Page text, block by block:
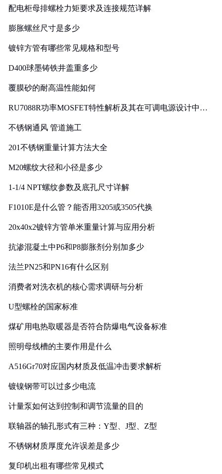
配电柜母排螺栓力矩要求及连接规范详解
膨胀螺丝尺寸是多少
镀锌方管有哪些常见规格和型号
D400球墨铸铁井盖重多少
覆膜砂的耐高温性能如何
RU7088R功率MOSFET特性解析及其在可调电源设计中的
不锈钢通风 管道施工
201不锈钢重量计算方法大全
M20螺纹大径和小径是多少
1-1/4 NPT螺纹参数及底孔尺寸详解
F1010E是什么管？能否用3205或3505代换
20x40x2镀锌方管单米重量计算与应用分析
抗渗混凝土中P6和P8膨胀剂分别加多少
法兰PN25和PN16有什么区别
消费者对洗衣机的核心需求调研与分析
U型螺栓的国家标准
煤矿用电热取暖器是否符合防爆电气设备标准
照明母线槽的主要作用是什么
A516Gr70对应国内材质及低温冲击要求解析
镀镍钢带可以过多少电流
计量泵如何达到控制和调节流量的目的
联轴器的轴孔形式有三种：Y型、J型、Z型
不锈钢材质厚度允许误差是多少
复印机出租有哪些常见模式